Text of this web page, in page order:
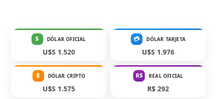
$ DÓLAR OFICIAL
U$S 1.520
💳 DÓLAR TARJETA
U$S 1.976
₿ DÓLAR CRIPTO
U$S 1.575
R$ REAL OFICIAL
R$ 292